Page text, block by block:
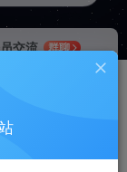
交流
群聊
时自动赚钱